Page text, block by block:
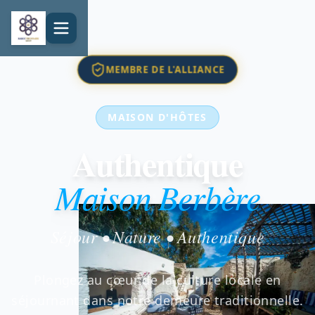
MEMBRE DE L'ALLIANCE
MAISON D'HÔTES
Authentique
Maison Berbère
Séjour • Nature • Authentique
Plongez au cœur de la culture locale en
séjournant dans notre demeure traditionnelle.